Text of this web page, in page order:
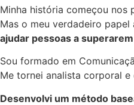
Minha história começou nos
Mas o meu verdadeiro
ajudar pessoas a
Sou formado em
Me tornei analista corporal
Desenvolvi um método